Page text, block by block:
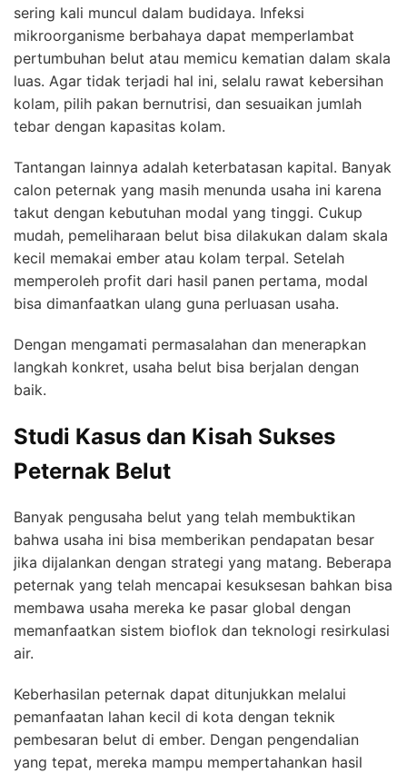
sering kali muncul dalam budidaya. Infeksi
mikroorganisme berbahaya dapat memperlambat
pertumbuhan belut atau memicu kematian dalam skala
luas. Agar tidak terjadi hal ini, selalu rawat kebersihan
kolam, pilih pakan bernutrisi, dan sesuaikan jumlah
tebar dengan kapasitas kolam.
Tantangan lainnya adalah keterbatasan kapital. Banyak
calon peternak yang masih menunda usaha ini karena
takut dengan kebutuhan modal yang tinggi. Cukup
mudah, pemeliharaan belut bisa dilakukan dalam skala
kecil memakai ember atau kolam terpal. Setelah
memperoleh profit dari hasil panen pertama, modal
bisa dimanfaatkan ulang guna perluasan usaha.
Dengan mengamati permasalahan dan menerapkan
langkah konkret, usaha belut bisa berjalan dengan
baik.
Studi Kasus dan Kisah Sukses
Peternak Belut
Banyak pengusaha belut yang telah membuktikan
bahwa usaha ini bisa memberikan pendapatan besar
jika dijalankan dengan strategi yang matang. Beberapa
peternak yang telah mencapai kesuksesan bahkan bisa
membawa usaha mereka ke pasar global dengan
memanfaatkan sistem bioflok dan teknologi resirkulasi
air.
Keberhasilan peternak dapat ditunjukkan melalui
pemanfaatan lahan kecil di kota dengan teknik
pembesaran belut di ember. Dengan pengendalian
yang tepat, mereka mampu mempertahankan hasil